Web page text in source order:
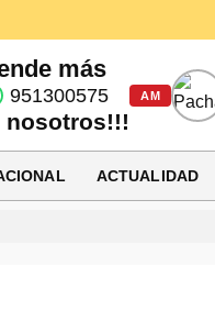
más
951300575
nosotros!!!
AM
ACTUALIDAD